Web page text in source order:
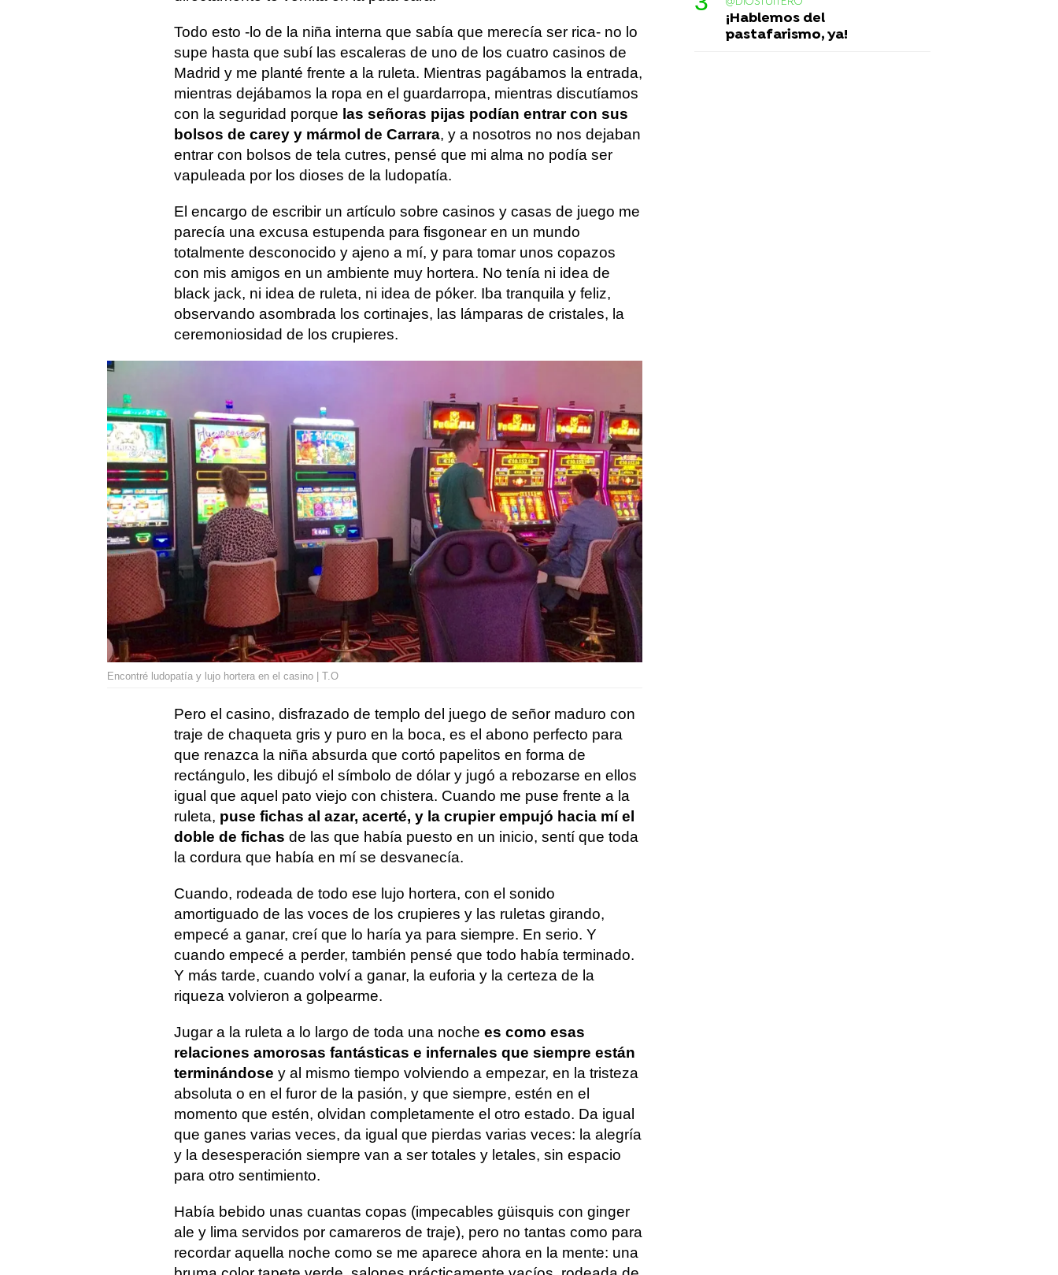
Todo esto -lo de la niña interna que sabía que merecía ser rica- no lo
supe hasta que subí las escaleras de uno de los cuatro casinos de
Madrid y me planté frente a la ruleta. Mientras pagábamos la entrada,
mientras dejábamos la ropa en el guardarropa, mientras discutíamos
con la seguridad porque las señoras pijas podían entrar con sus
bolsos de carey y mármol de Carrara, y a nosotros no nos dejaban
entrar con bolsos de tela cutres, pensé que mi alma no podía ser
vapuleada por los dioses de la ludopatía.
El encargo de escribir un artículo sobre casinos y casas de juego me
parecía una excusa estupenda para fisgonear en un mundo
totalmente desconocido y ajeno a mí, y para tomar unos copazos
con mis amigos en un ambiente muy hortera. No tenía ni idea de
black jack, ni idea de ruleta, ni idea de póker. Iba tranquila y feliz,
observando asombrada los cortinajes, las lámparas de cristales, la
ceremoniosidad de los crupieres.
Encontré ludopatía y lujo hortera en el casino | T.O
Pero el casino, disfrazado de templo del juego de señor maduro con
traje de chaqueta gris y puro en la boca, es el abono perfecto para
que renazca la niña absurda que cortó papelitos en forma de
rectángulo, les dibujó el símbolo de dólar y jugó a rebozarse en ellos
igual que aquel pato viejo con chistera. Cuando me puse frente a la
ruleta, puse fichas al azar, acerté, y la crupier empujó hacia mí el
doble de fichas de las que había puesto en un inicio, sentí que toda
la cordura que había en mí se desvanecía.
Cuando, rodeada de todo ese lujo hortera, con el sonido
amortiguado de las voces de los crupieres y las ruletas girando,
empecé a ganar, creí que lo haría ya para siempre. En serio. Y
cuando empecé a perder, también pensé que todo había terminado.
Y más tarde, cuando volví a ganar, la euforia y la certeza de la
riqueza volvieron a golpearme.
Jugar a la ruleta a lo largo de toda una noche es como esas
relaciones amorosas fantásticas e infernales que siempre están
terminándose y al mismo tiempo volviendo a empezar, en la tristeza
absoluta o en el furor de la pasión, y que siempre, estén en el
momento que estén, olvidan completamente el otro estado. Da igual
que ganes varias veces, da igual que pierdas varias veces: la alegría
y la desesperación siempre van a ser totales y letales, sin espacio
para otro sentimiento.
Había bebido unas cuantas copas (impecables güisquis con ginger
ale y lima servidos por camareros de traje), pero no tantas como para
recordar aquella noche como se me aparece ahora en la mente: una
¡Hablemos del
pastafarismo, ya!